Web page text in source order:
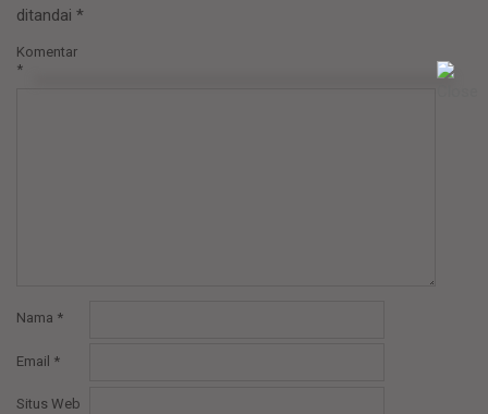
ditandai *
Komentar
*
Nama *
Email *
Situs Web